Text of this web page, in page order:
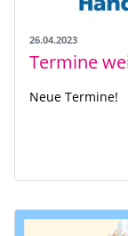
26.04.2023
Neue Termine!